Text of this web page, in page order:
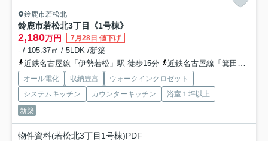
鈴鹿市若松北
鈴鹿市若松北3丁目《1号棟》
2,180万円 7月28日 値下げ
- / 105.37㎡ / 5LDK /新築
近鉄名古屋線「伊勢若松」駅 徒歩15分
近鉄名古屋線「箕田」駅 徒歩19分
オール電化 収納豊富
ウォークインクロゼット
システムキッチン
カウンターキッチン
浴室１坪以上
新築
物件資料(若松北3丁目1号棟)PDF